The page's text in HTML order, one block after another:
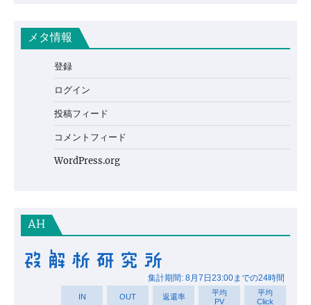
メタ情報
登録
ログイン
投稿フィード
コメントフィード
WordPress.org
AH